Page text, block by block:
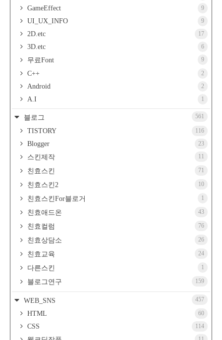
GameEffect 9
UI_UX_INFO 9
2D.etc 17
3D.etc 6
무료Font 9
C++ 2
Android 2
A.I 1
블로그 561
TISTORY 116
Blogger 23
스킨제작 11
친효스킨 71
친효스킨2 10
친효스킨For블로거 1
친효애드온 43
친효컬럼 76
친효상담소 26
친효교육 24
다른스킨 1
블로그연구 159
WEB_SNS 457
HTML 60
CSS 114